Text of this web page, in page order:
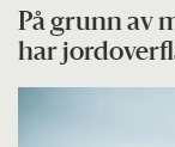
På grunn av
har